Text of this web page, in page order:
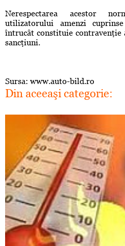
Nerespectarea acestor
utilizatorului amenzi
întrucât constituie contravenţie
sancţiuni.
Sursa: www.auto-bild.ro
Din aceeaşi categorie: